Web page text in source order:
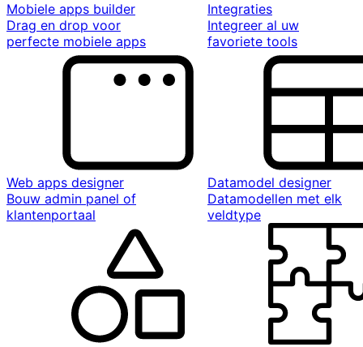
Mobiele apps builder
Drag en drop voor
perfecte mobiele apps
Integraties
Integreer al uw
favoriete tools
Web apps designer
Bouw admin panel of
klantenportaal
Datamodel designer
Datamodellen met elk
veldtype